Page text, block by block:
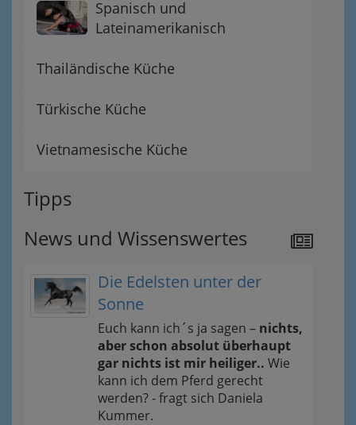
Spanisch und
Lateinamerikanisch
Thailändische Küche
Türkische Küche
Vietnamesische Küche
Tipps
News und Wissenswertes
Die Edelsten unter der
Sonne
Euch kann ich´s ja sagen – nichts,
aber schon absolut überhaupt
gar nichts ist mir heiliger.. Wie
kann ich dem Pferd gerecht
werden? - fragt sich Daniela
Kummer.